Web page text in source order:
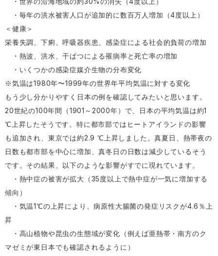
・毎年の洪水被害人口が追加的に数百万人増加（4度以上）
＜健康＞
栄養失調、下痢、呼吸器疾患、感染症による社会的負荷の増加
・熱波、洪水、干ばつによる罹病率と死亡率の増加
・いくつかの感染症媒介生物の分布変化
※気温は1980年〜1999年の世界年平均気温に対する変化
もう少し分かりやすく日本の例を確認してみたいと思います。
20世紀の100年間（1901～2000年）で、日本の平均気温は約1
℃上昇したそうです。特に都市部ではヒートアイランドの影響
も追加され、東京では約2.9 ℃上昇しました。真夏日、熱帯夜の
日数も都市部を中心に増加、真冬日の日数は減少しているそう
です。その結果、以下のような影響がすでに現れています。
・熱中症の被害が拡大（35度以上で熱中症が一気に増加する
傾向）
・気温1℃の上昇により、病原性大腸菌の発症リスクが4.6％上
昇
・高山植物や昆虫の生態域が変化（例えば亜熱帯・南方のク
マゼミが東日本でも確認されるように）